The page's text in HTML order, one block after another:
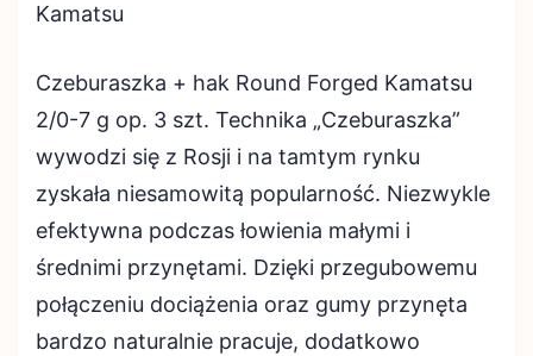
Kamatsu
Czeburaszka + hak Round Forged Kamatsu
2/0-7 g op. 3 szt. Technika „Czeburaszka”
wywodzi się z Rosji i na tamtym rynku
zyskała niesamowitą popularność. Niezwykle
efektywna podczas łowienia małymi i
średnimi przynętami. Dzięki przegubowemu
połączeniu dociążenia oraz gumy przynęta
bardzo naturalnie pracuje, dodatkowo